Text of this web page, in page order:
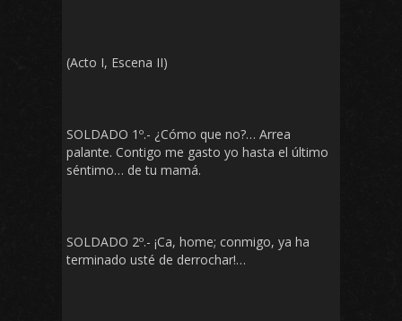
(Acto I, Escena II)
SOLDADO 1º.- ¿Cómo que no?… Arrea
palante. Contigo me gasto yo hasta el último
séntimo… de tu mamá.
SOLDADO 2º.- ¡Ca, home; conmigo, ya ha
terminado usté de derrochar!…